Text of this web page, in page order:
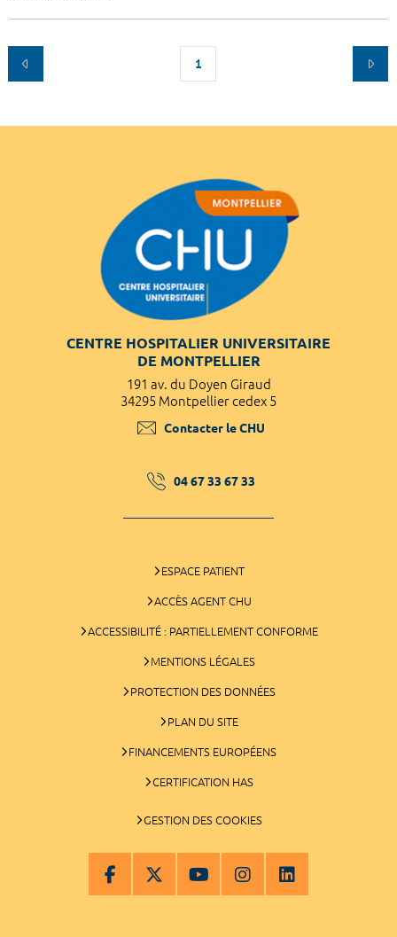
1
CENTRE HOSPITALIER UNIVERSITAIRE
DE MONTPELLIER
191 av. du Doyen Giraud
34295 Montpellier cedex 5
Contacter le CHU
04 67 33 67 33
ESPACE PATIENT
ACCÈS AGENT CHU
ACCESSIBILITÉ : PARTIELLEMENT CONFORME
MENTIONS LÉGALES
PROTECTION DES DONNÉES
PLAN DU SITE
FINANCEMENTS EUROPÉENS
CERTIFICATION HAS
GESTION DES COOKIES